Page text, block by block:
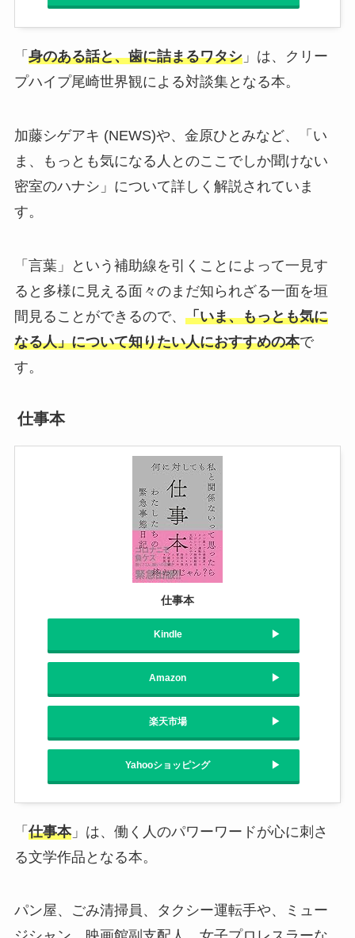
「 身のある話と、歯に詰まるワタシ」は、クリー
プハイプ尾崎世界観による対談集となる本。
加藤シゲアキ (NEWS)や、金原ひとみなど、「い
ま、もっとも気になる人とのここでしか聞けない
密室のハナシ」について詳しく解説されていま
す。
「言葉」という補助線を引くことによって一見す
ると多様に見える面々のまだ知られざる一面を垣
間見ることができるので、 「いま、もっとも気に
なる人」について知りたい人におすすめの本で
す。
仕事本
仕事本
Kindle
Amazon
楽天市場
Yahooショッピング
「 仕事本」は、働く人のパワーワードが心に刺さ
る文学作品となる本。
パン屋、ごみ清掃員、タクシー運転手や、ミュー